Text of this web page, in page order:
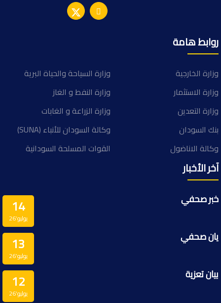
روابط هامة
وزارة الخارجية
وزارة السياحة والحياة البرية
وزارة الاستثمار
وزارة النفط و الغاز
وزارة التعدين
وزارة الزراعة و الغابات
بنك السودان
وكالة السودان للأنباء (SUNA)
وكالة الاناضول
القوات المسلحة السودانية
آخر الأخبار
14
يوليو’26
خبر صحفي
13
يوليو’26
يان صحفي
12
يوليو’26
بيان تعزية